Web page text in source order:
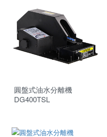
圓盤式油水分離機
DG400TSL